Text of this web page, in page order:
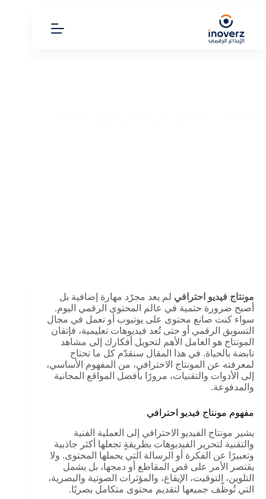
مونتاج فيديو احترافي لم يعد مجرّد مهارة إضافية بل
أصبح ضرورة حتمية في عالم المحتوى الرقمي اليوم.
سواء كنت صانع محتوى على يوتيوب أو تعمل في مجال
التسويق الرقمي أو حتى تُعد فيديوهات تعليمية، فإتقان
المونتاج هو العامل الأهم لتحويل أفكارك إلى مشاهد
نابضة بالحياة. في هذا المقال سنقدّم كل ما تحتاج
لمعرفته عن المونتاج الاحترافي، من المفهوم الأساسي،
إلى الأدوات والتقنيات، مرورًا بأفضل المواقع المجانية
والمدفوعة.
مفهوم مونتاج فيديو احترافي
يشير مونتاج الفيديو الاحترافي إلى العملية الفنية
والتقنية لتحرير الفيديوهات بطريقةٍ تجعلها أكثر جاذبية
وتعبيرًا عن الفكرة أو الرسالة التي يحملها المحتوى. ولا
يقتصر الأمر على قص المقاطع أو دمجها، بل يشمل
التلوين، التوقيت، الإيقاع، والمؤثرات الصوتية والبصرية،
التي تُوظّف جميعها لتقديم محتوى متكامل بصريًا.